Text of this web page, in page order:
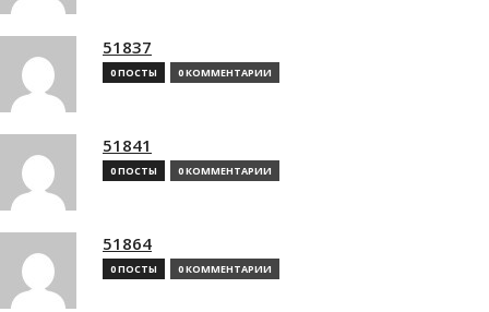
51837
0 ПОСТЫ 0 КОММЕНТАРИИ
51841
0 ПОСТЫ 0 КОММЕНТАРИИ
51864
0 ПОСТЫ 0 КОММЕНТАРИИ